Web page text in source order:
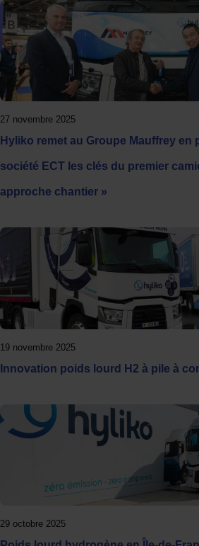
Hyliko remet au Groupe Mauffrey en
société ECT les clés du premier
approche chantier »
27 novembre 2025
Innovation poids lourd H2 à pile à
19 novembre 2025
29 octobre 2025
Panneau de gestion des cookies